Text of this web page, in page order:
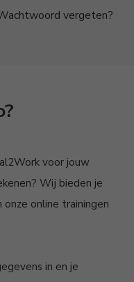
vergeten?
voor jouw
Wij bieden je
online trainingen
in en je